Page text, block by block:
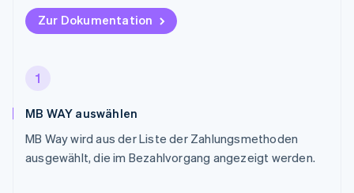
Zur Dokumentation
1
MB WAY auswählen
MB Way wird aus der Liste der Zahlungsmethoden
ausgewählt, die im Bezahlvorgang angezeigt werden.